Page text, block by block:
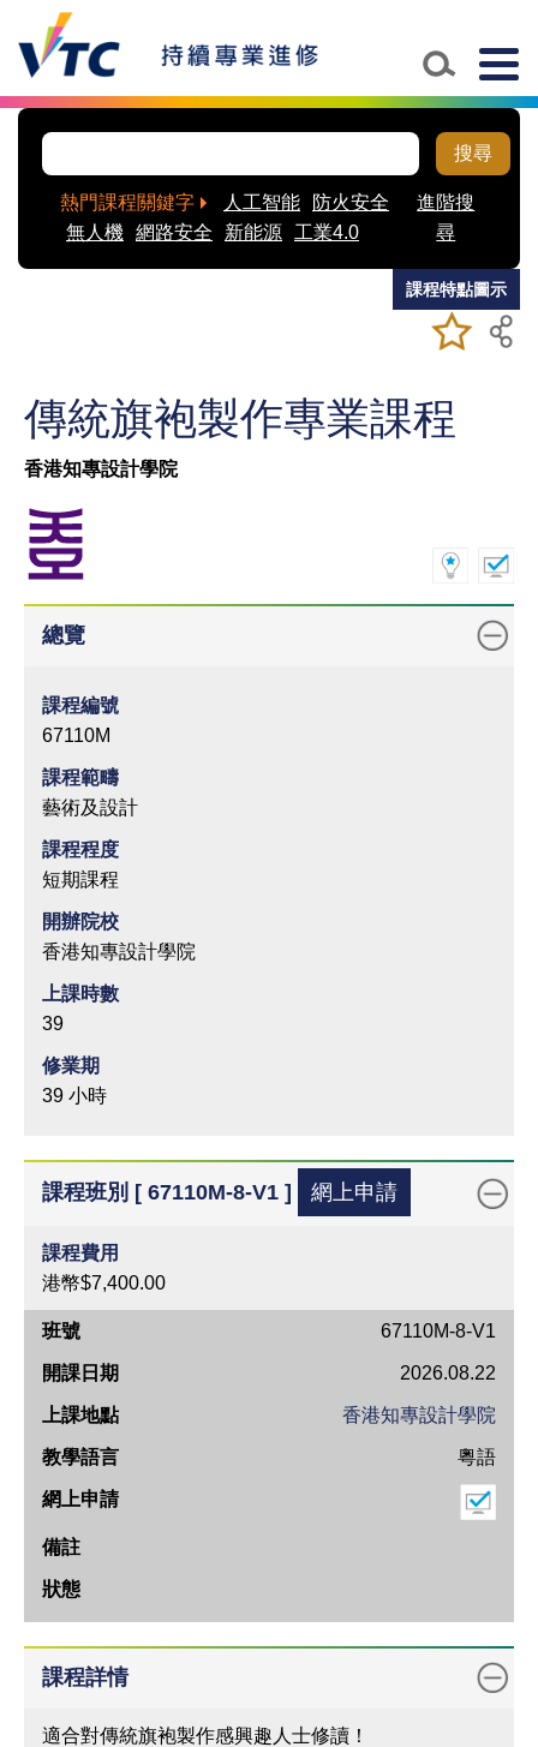
Skip to main content
搜尋
熱門課程關鍵字 人工智能
防火安全
無人機 網路安全 新能源 工業4.0
進階搜
尋
加入/移除
我喜愛的
儲存課程
傳統旗袍製作專業課程
香港知專設計學院
總覽
課程編號
67110M
課程範疇
藝術及設計
課程程度
短期課程
開辦院校
香港知專設計學院
上課時數
39
修業期
39 小時
課程班別 [ 67110M-8-V1 ] 網上申請
課程費用
港幣$7,400.00
班
號
開
日
期
上
課
地
點
教
語
67110M-8-V1
2026.08.22
香港知專設計學院
粵語
課程詳情
適合對傳統旗袍製作感興趣人士修讀！
課程特點圖示